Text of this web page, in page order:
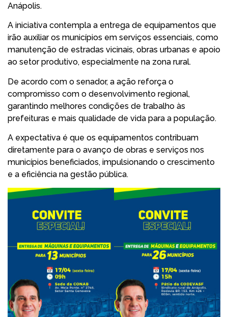
Anápolis.
A iniciativa contempla a entrega de equipamentos que
irão auxiliar os municípios em serviços essenciais, como
manutenção de estradas vicinais, obras urbanas e apoio
ao setor produtivo, especialmente na zona rural.
De acordo com o senador, a ação reforça o
compromisso com o desenvolvimento regional,
garantindo melhores condições de trabalho às
prefeituras e mais qualidade de vida para a população.
A expectativa é que os equipamentos contribuam
diretamente para o avanço de obras e serviços nos
municípios beneficiados, impulsionando o crescimento
e a eficiência na gestão pública.